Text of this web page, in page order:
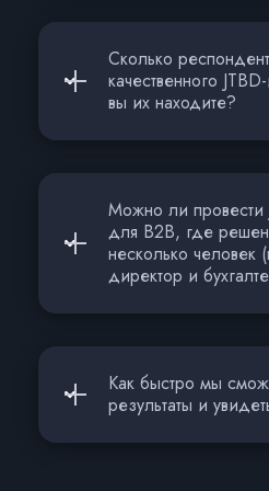
Сколько
качественного
вы их находите?
Можно ли провести
для B2B, где
несколько человек
директор и
Как быстро мы
результаты и